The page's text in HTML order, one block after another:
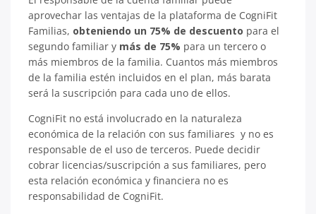
aprovechar las ventajas de la plataforma de CogniFit
Familias, obteniendo un 75% de descuento para el
segundo familiar y más de 75% para un tercero o
más miembros de la familia. Cuantos más miembros
de la familia estén incluidos en el plan, más barata
será la suscripción para cada uno de ellos.
CogniFit no está involucrado en la naturaleza
económica de la relación con sus familiares y no es
responsable de el uso de terceros. Puede decidir
cobrar licencias/suscripción a sus familiares, pero
esta relación económica y financiera no es
responsabilidad de CogniFit.